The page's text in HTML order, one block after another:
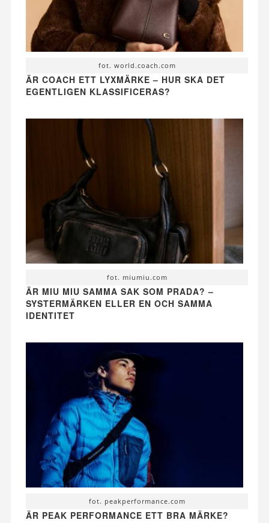
fot. world.coach.com
ÄR COACH ETT LYXMÄRKE – HUR SKA DET
EGENTLIGEN KLASSIFICERAS?
fot. miumiu.com
ÄR MIU MIU SAMMA SAK SOM PRADA? –
SYSTERMÄRKEN ELLER EN OCH SAMMA
IDENTITET
fot. peakperformance.com
ÄR PEAK PERFORMANCE ETT BRA MÄRKE?